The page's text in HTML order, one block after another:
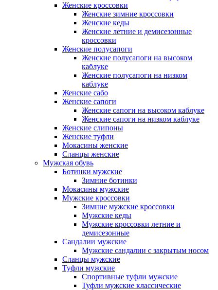
Женские кроссовки
Женские зимние кроссовки
Женские кеды
Женские летние и демисезонные
кроссовки
Женские полусапоги
Женские полусапоги на высоком
каблуке
Женские полусапоги на низком
каблуке
Женские сабо
Женские сапоги
Женские сапоги на высоком каблуке
Женские сапоги на низком каблуке
Женские слипоны
Женские туфли
Мокасины женские
Сланцы женские
Мужская обувь
Ботинки мужские
Зимние ботинки
Мокасины мужские
Мужские кроссовки
Зимние мужские кроссовки
Мужские кеды
Мужские кроссовки летние и
демисезонные
Сандалии мужские
Мужские сандалии с закрытым носом
Сланцы мужские
Туфли мужские
Спортивные туфли мужские
Туфли мужские классические